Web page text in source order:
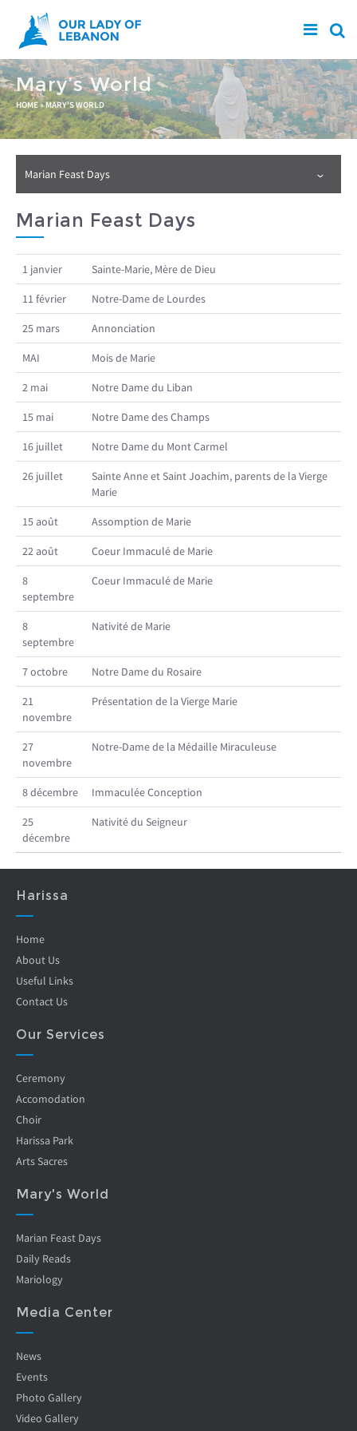
Skip to main content
Mary’s World
You are here
HOME» MARY'S WORLD
Marian Feast Days
Marian Feast Days
1 janvier Sainte-Marie, Mère de Dieu
11 février Notre-Dame de Lourdes
25 mars Annonciation
MAI Mois de Marie
2 mai Notre Dame du Liban
15 mai Notre Dame des Champs
16 juillet Notre Dame du Mont Carmel
26 juillet
Sainte Anne et Saint Joachim, parents de la Vierge
Marie
15 août Assomption de Marie
22 août Coeur Immaculé de Marie
8
septembre
Coeur Immaculé de Marie
8
septembre
Nativité de Marie
7 octobre Notre Dame du Rosaire
21
novembre
Présentation de la Vierge Marie
27
novembre
Notre-Dame de la Médaille Miraculeuse
8 décembre Immaculée Conception
25
décembre
Nativité du Seigneur
Harissa
Home
About Us
Useful Links
Contact Us
Our Services
Ceremony
Accomodation
Choir
Harissa Park
Arts Sacres
Mary's World
Marian Feast Days
Daily Reads
Mariology
Media Center
News
Events
Photo Gallery
Video Gallery